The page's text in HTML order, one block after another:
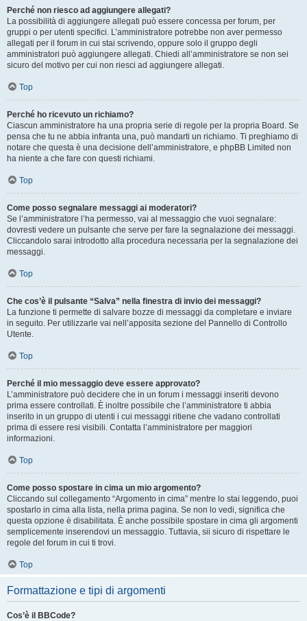
Perché non riesco ad aggiungere allegati?
La possibilità di aggiungere allegati può essere concessa per forum, per
gruppi o per utenti specifici. L’amministratore potrebbe non aver permesso
allegati per il forum in cui stai scrivendo, oppure solo il gruppo degli
amministratori può aggiungere allegati. Chiedi all’amministratore se non sei
sicuro del motivo per cui non riesci ad aggiungere allegati.
Top
Perché ho ricevuto un richiamo?
Ciascun amministratore ha una propria serie di regole per la propria Board. Se
pensa che tu ne abbia infranta una, può mandarti un richiamo. Ti preghiamo di
notare che questa è una decisione dell’amministratore, e phpBB Limited non
ha niente a che fare con questi richiami.
Top
Come posso segnalare messaggi ai moderatori?
Se l’amministratore l’ha permesso, vai al messaggio che vuoi segnalare:
dovresti vedere un pulsante che serve per fare la segnalazione dei messaggi.
Cliccandolo sarai introdotto alla procedura necessaria per la segnalazione dei
messaggi.
Top
Che cos’è il pulsante “Salva” nella finestra di invio dei messaggi?
La funzione ti permette di salvare bozze di messaggi da completare e inviare
in seguito. Per utilizzarle vai nell’apposita sezione del Pannello di Controllo
Utente.
Top
Perché il mio messaggio deve essere approvato?
L’amministratore può decidere che in un forum i messaggi inseriti devono
prima essere controllati. È inoltre possibile che l’amministratore ti abbia
inserito in un gruppo di utenti i cui messaggi ritiene che vadano controllati
prima di essere resi visibili. Contatta l’amministratore per maggiori
informazioni.
Top
Come posso spostare in cima un mio argomento?
Cliccando sul collegamento “Argomento in cima” mentre lo stai leggendo, puoi
spostarlo in cima alla lista, nella prima pagina. Se non lo vedi, significa che
questa opzione è disabilitata. È anche possibile spostare in cima gli argomenti
semplicemente inserendovi un messaggio. Tuttavia, sii sicuro di rispettare le
regole del forum in cui ti trovi.
Top
Formattazione e tipi di argomenti
Cos’è il BBCode?